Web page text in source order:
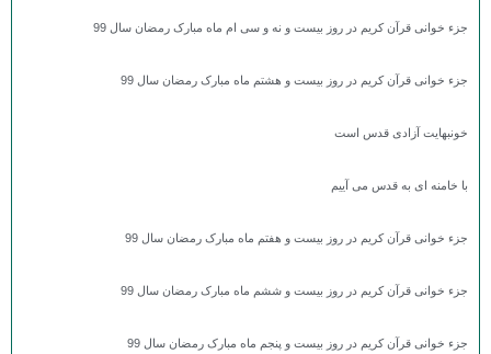
جزء خوانی قرآن کریم در روز بیست و نه و سی ام ماه مبارک رمضان سال 99
جزء خوانی قرآن کریم در روز بیست و هشتم ماه مبارک رمضان سال 99
خونبهایت آزادی قدس است
با خامنه ای به قدس می آییم
جزء خوانی قرآن کریم در روز بیست و هفتم ماه مبارک رمضان سال 99
جزء خوانی قرآن کریم در روز بیست و ششم ماه مبارک رمضان سال 99
جزء خوانی قرآن کریم در روز بیست و پنجم ماه مبارک رمضان سال 99